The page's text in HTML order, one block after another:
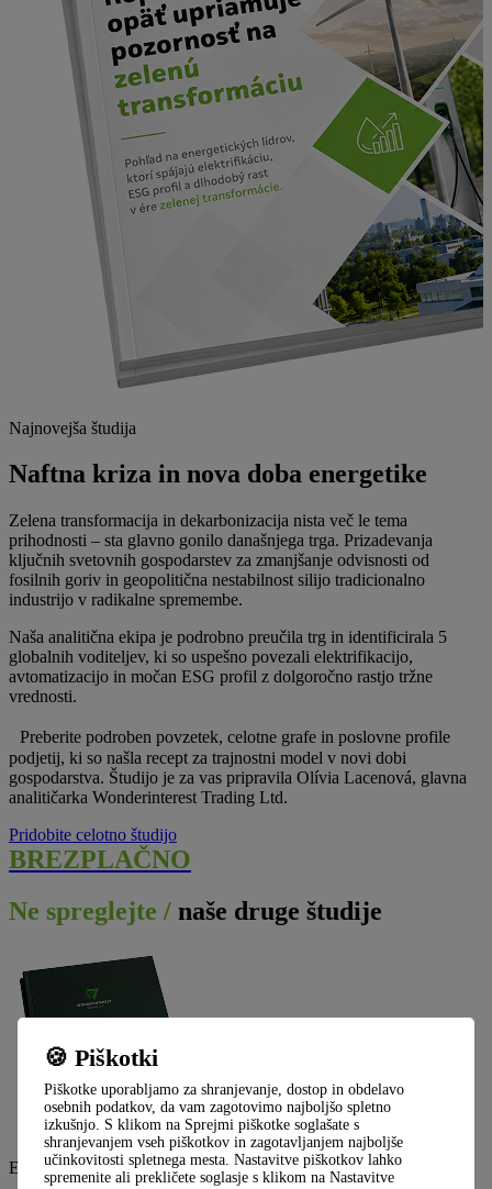
Najnovejša študija
Naftna kriza in nova doba energetike
Zelena transformacija in dekarbonizacija nista več le tema
prihodnosti – sta glavno gonilo današnjega trga. Prizadevanja
ključnih svetovnih gospodarstev za zmanjšanje odvisnosti od
fosilnih goriv in geopolitična nestabilnost silijo tradicionalno
industrijo v radikalne spremembe.
Naša analitična ekipa je podrobno preučila trg in identificirala 5
globalnih voditeljev, ki so uspešno povezali elektrifikacijo,
avtomatizacijo in močan ESG profil z dolgoročno rastjo tržne
vrednosti.
Preberite podroben povzetek, celotne grafe in poslovne profile
podjetij, ki so našla recept za trajnostni model v novi dobi
gospodarstva. Študijo je za vas pripravila Olívia Lacenová, glavna
analitičarka Wonderinterest Trading Ltd.
Pridobite celotno študijo
BREZPLAČNO
Ne spreglejte / naše druge študije
ESG
🍪 Piškotki
Piškotke uporabljamo za shranjevanje, dostop in obdelavo
osebnih podatkov, da vam zagotovimo najboljšo spletno
izkušnjo. S klikom na Sprejmi piškotke soglašate s
shranjevanjem vseh piškotkov in zagotavljanjem najboljše
učinkovitosti spletnega mesta. Nastavitve piškotkov lahko
spremenite ali prekličete soglasje s klikom na Nastavitve